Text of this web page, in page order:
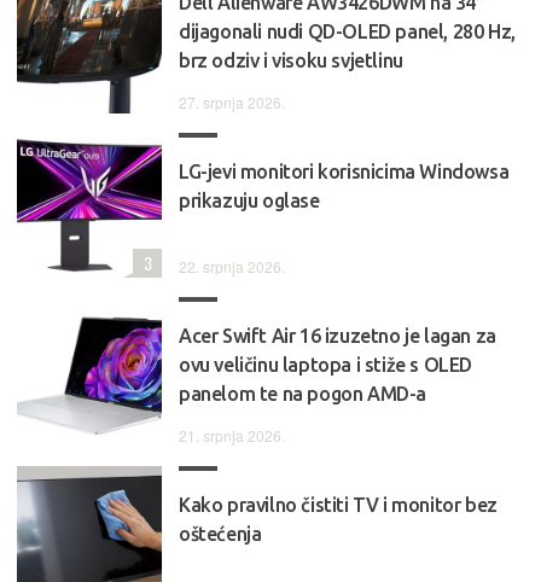
dijagonali nudi QD-OLED panel, 280 Hz,
brz odziv i visoku svjetlinu
27. srpnja 2026.
LG-jevi monitori korisnicima Windowsa
prikazuju oglase
22. srpnja 2026.
3
Acer Swift Air 16 izuzetno je lagan za
ovu veličinu laptopa i stiže s OLED
panelom te na pogon AMD-a
21. srpnja 2026.
Kako pravilno čistiti TV i monitor bez
oštećenja